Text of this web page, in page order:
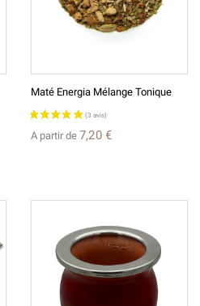
Maté Energia Mélange Tonique
A partir de 7,20 €